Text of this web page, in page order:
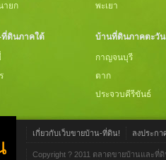
ายก
ดินภาคใต้
พะเยา
บ้านที่ดินภาคตะวั
กาญจนบุรี
ตาก
ประจวบคีรีขันธ์
เกี่ยวกับเว็บขายบ้าน-ที่ดิน! ลงประก
Copyright ? 2011 ตลาดขายบ้านและที่